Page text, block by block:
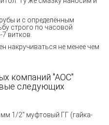
и с определённым
строго по часовой
витков.
накручиваться не менее чем
компаний "АОС"
следующих
1/2" муфтовый ГГ (гайка-